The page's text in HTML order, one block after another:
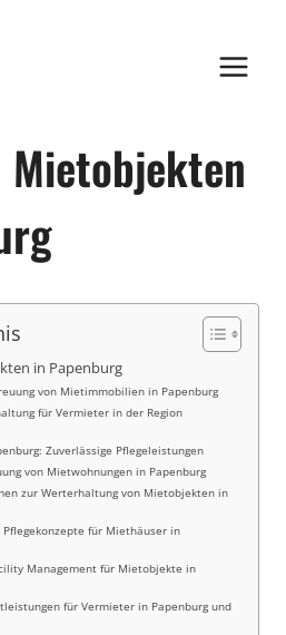
Mietobjekten
in Papenburg
von Mietimmobilien in Papenburg
für Vermieter in der Region
Zuverlässige Pflegeleistungen
von Mietwohnungen in Papenburg
zur Werterhaltung von Mietobjekten in
für Miethäuser in
Management für Mietobjekte in
für Vermieter in Papenburg und